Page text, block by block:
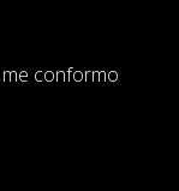
conformo